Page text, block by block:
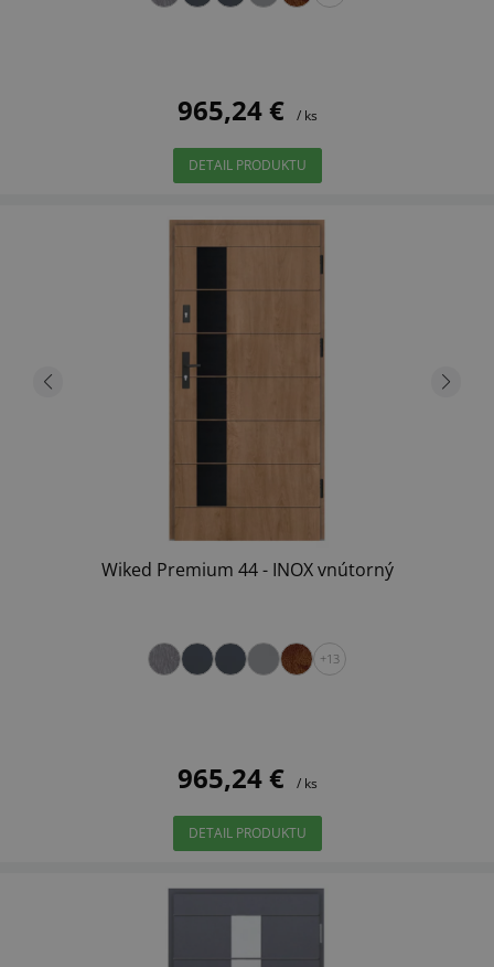
965,24 € / ks
DETAIL PRODUKTU
Wiked Premium 44 - INOX vnútorný
+13
965,24 € / ks
DETAIL PRODUKTU